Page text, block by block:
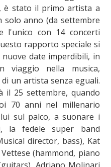
è stato il primo artista a
anno (da settembre
l'unico con 14 concerti
rapporto speciale si
date imperdibili, in
nella musica,
un artista senza eguali.
il 25 settembre, quando
70 anni nel millenario
sul palco, a suonare i
la fedele super band
director, bass), Kat
(hammond, piano
Adriano Molinari